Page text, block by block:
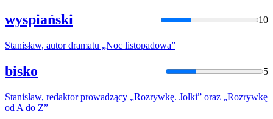
wyspiański 10
Stanisław, autor dramatu „Noc listopadowa”
bisko 5
Stanisław, redaktor prowadzący „Rozrywkę. Jolki” oraz „Rozrywkę
od A do Z”